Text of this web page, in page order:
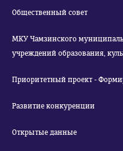
Общественный совет
МКУ Чамзинского
учреждений образования,
Приоритетный проект -
Развитие конкуренции
Открытые данные